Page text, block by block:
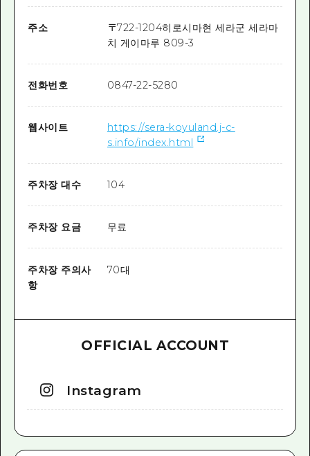
주소 〒722-1204히로시마현 세라군 세라마
치 게이마루 809-3
전화번호 0847-22-5280
웹사이트
https://sera-koyuland.j-c-
s.info/index.html
주차장 대수 104
주차장 요금 무료
주차장 주의사
항
70대
OFFICIAL ACCOUNT
Instagram